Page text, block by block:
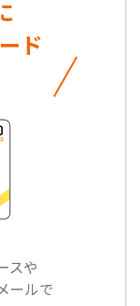
ド
スや
ールで